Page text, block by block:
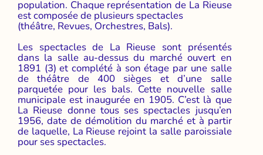
population. Chaque représentation de La Rieuse
est composée de plusieurs spectacles
(théâtre, Revues, Orchestres, Bals).
Les spectacles de La Rieuse sont présentés
dans la salle au-dessus du marché ouvert en
1891 (3) et complété à son étage par une salle
de théâtre de 400 sièges et d’une salle
parquetée pour les bals. Cette nouvelle salle
municipale est inaugurée en 1905. C’est là que
La Rieuse donne tous ses spectacles jusqu’en
1956, date de démolition du marché et à partir
de laquelle, La Rieuse rejoint la salle paroissiale
pour ses spectacles.